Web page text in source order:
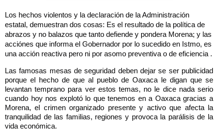
Los hechos violentos y la declaración de la Administración
estatal, demuestran dos cosas: Es el resultado de la política de
abrazos y no balazos que tanto defiende y pondera Morena; y las
acciónes que informa el Gobernador por lo sucedido en Istmo, es
una acción reactiva pero ni por asomo preventiva o de eficiencia .
Las famosas mesas de seguridad deben dejar se ser publicidad
porque el hecho de que al pueblo de Oaxaca le digan que se
levantan temprano para ver estos temas, no le dice nada serio
cuando hoy nos explotó lo que tenemos en a Oaxaca gracias a
Morena, el crimen organizado presente y activo que afecta la
tranquilidad de las familias, regiones y provoca la parálisis de la
vida económica.